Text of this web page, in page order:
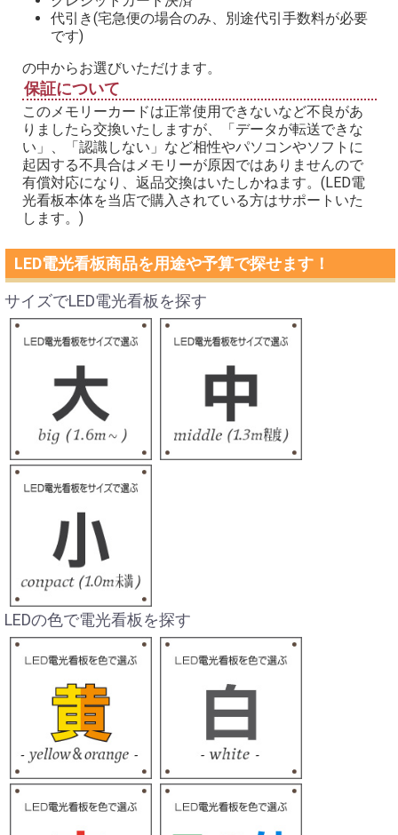
代引き(宅急便の場合のみ、別途代引手数料が必要
です)
の中からお選びいただけます。
保証について
このメモリーカードは正常使用できないなど不良があ
りましたら交換いたしますが、「データが転送できな
い」、「認識しない」など相性やパソコンやソフトに
起因する不具合はメモリーが原因ではありませんので
有償対応になり、返品交換はいたしかねます。(LED電
光看板本体を当店で購入されている方はサポートいた
します。)
LED電光看板商品を用途や予算で探せます！
サイズでLED電光看板を探す
LEDの色で電光看板を探す